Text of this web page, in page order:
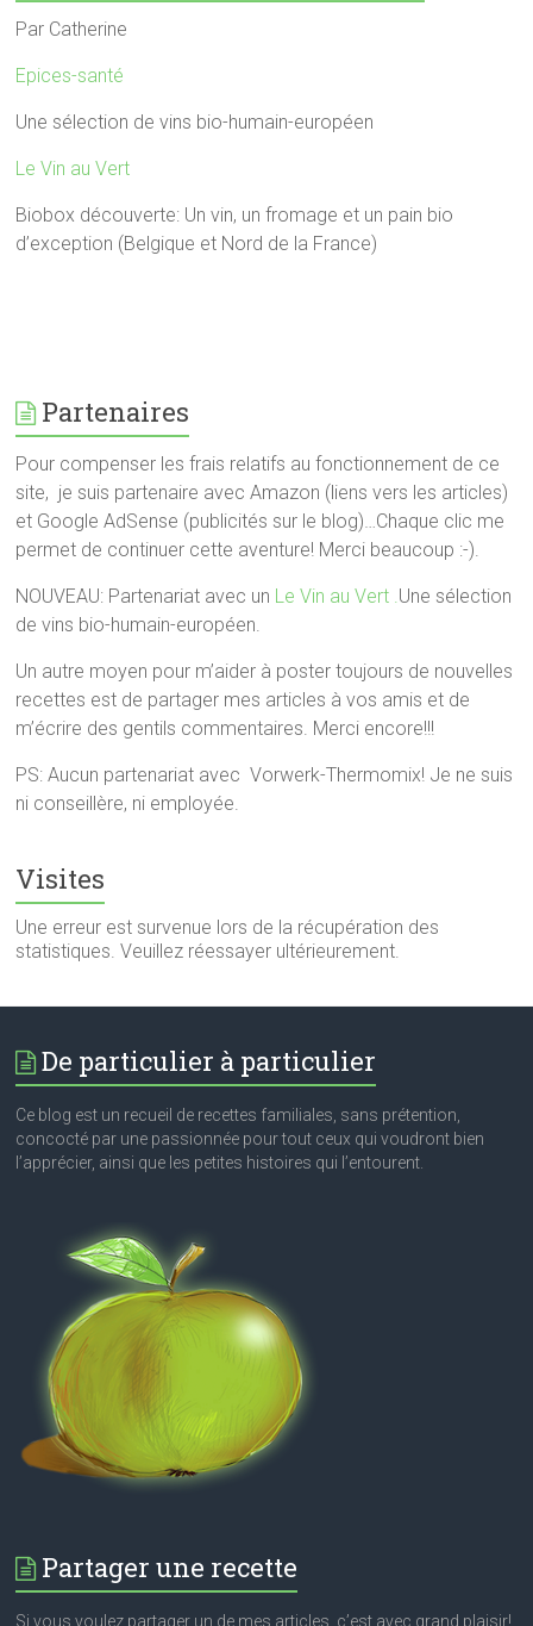
Par Catherine
Epices-santé
Une sélection de vins bio-humain-européen
Le Vin au Vert
Biobox découverte: Un vin, un fromage et un pain bio
d’exception (Belgique et Nord de la France)
Partenaires
Pour compenser les frais relatifs au fonctionnement de ce
site, je suis partenaire avec Amazon (liens vers les articles)
et Google AdSense (publicités sur le blog)…Chaque clic me
permet de continuer cette aventure! Merci beaucoup :-).
NOUVEAU: Partenariat avec un Le Vin au Vert .Une sélection
de vins bio-humain-européen.
Un autre moyen pour m’aider à poster toujours de nouvelles
recettes est de partager mes articles à vos amis et de
m’écrire des gentils commentaires. Merci encore!!!
PS: Aucun partenariat avec Vorwerk-Thermomix! Je ne suis
ni conseillère, ni employée.
Visites
Une erreur est survenue lors de la récupération des
statistiques. Veuillez réessayer ultérieurement.
De particulier à particulier
Ce blog est un recueil de recettes familiales, sans prétention,
concocté par une passionnée pour tout ceux qui voudront bien
l’apprécier, ainsi que les petites histoires qui l’entourent.
Partager une recette
Si vous voulez partager un de mes articles, c’est avec grand plaisir!